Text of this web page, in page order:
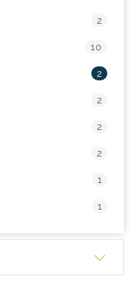
2
10
2
2
2
2
1
1